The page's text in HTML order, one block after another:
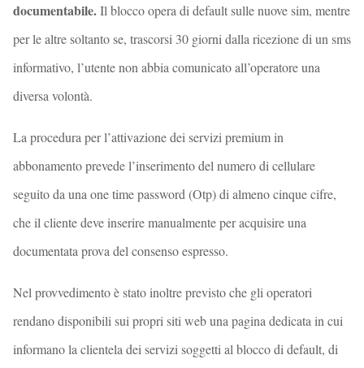
documentabile.Il blocco opera di default sulle nuove sim, mentre
per le altre soltanto se, trascorsi 30 giorni dalla ricezione di un sms
informativo, l’utente non abbia comunicato all’operatore una
diversa volontà.
La procedura per l’attivazione dei servizi premium in
abbonamento prevede l’inserimento del numero di cellulare
seguito da una one time password (Otp) di almeno cinque cifre,
che il cliente deve inserire manualmente per acquisire una
documentata prova del consenso espresso.
Nel provvedimento è stato inoltre previsto che gli operatori
rendano disponibili sui propri siti web una pagina dedicata in cui
informano la clientela dei servizi soggetti al blocco di default, di